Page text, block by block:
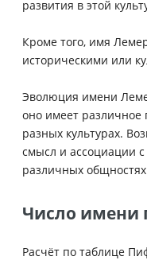
развития в этой
Кроме того, имя
историческими или
Эволюция имени
оно имеет различное
разных культурах.
смысл и ассоциации
различных общностях
Число имени
Расчёт по таблице